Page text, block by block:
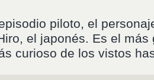
piloto, el
el japonés. Es el
curioso de los vistos